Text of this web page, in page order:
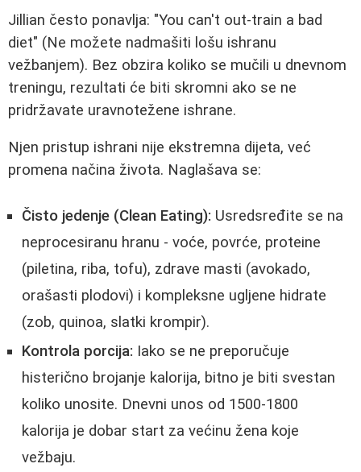
Jillian često ponavlja: "You can't out-train a bad
diet" (Ne možete nadmašiti lošu ishranu
vežbanjem). Bez obzira koliko se mučili u dnevnom
treningu, rezultati će biti skromni ako se ne
pridržavate uravnotežene ishrane.
Njen pristup ishrani nije ekstremna dijeta, već
promena načina života. Naglašava se:
Čisto jedenje (Clean Eating): Usredsređite se na
neprocesiranu hranu - voće, povrće, proteine
(piletina, riba, tofu), zdrave masti (avokado,
orašasti plodovi) i kompleksne ugljene hidrate
(zob, quinoa, slatki krompir).
Kontrola porcija: Iako se ne preporučuje
histerično brojanje kalorija, bitno je biti svestan
koliko unosite. Dnevni unos od 1500-1800
kalorija je dobar start za većinu žena koje
vežbaju.